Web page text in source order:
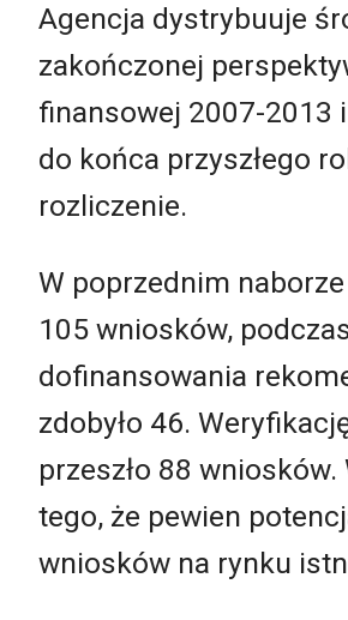
Agencja dystrybuuje
zakończonej
finansowej 2007-2013
do końca przyszłego
rozliczenie.
W poprzednim naborze
105 wniosków,
dofinansowania
zdobyło 46.
przeszło 88 wniosków.
tego, że pewien
wniosków na rynku